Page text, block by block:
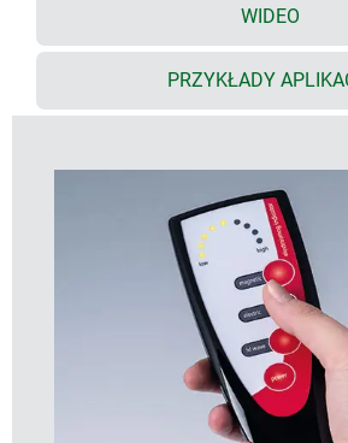
infraczerwone (pleksi)
powierzchnia jest łatwa w
solidna konstrukcja, stopień
zestaw uszczelniający dostępny
wnękowy panel obsługi
ochronę klawiaturze
wbudowana komora baterii 2 x
x 1.5 V AA (L), zestaw klipsów
dostarczanych jako akcesoria
filary przyłączeniowe do PCB i
samozaciskające się śruby do
dostępne jako akcesoria
WIDEO
PRZYKŁADY